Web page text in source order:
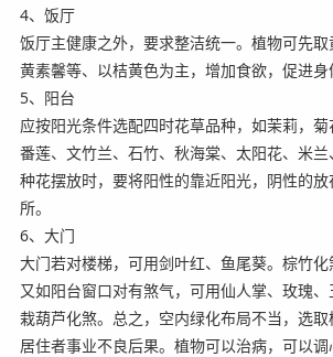
4、饭厅
饭厅主健康之外，要求整洁统一。植物可先取
黄素馨等、以桔黄色为主，增加食欲，促进身
5、阳台
应按阳光条件选配四时花草品种，如茉莉，
番莲、文竹兰、石竹、秋海棠、太阳花、米
种花摆放时，要将阳性的靠近阳光，阴性的
所。
6、大门
大门若对楼梯，可用剑叶红、鱼尾葵。棕竹化
又如阳台窗口对有煞气，可用仙人掌、玫瑰
栽葫芦化煞。总之，空内绿化布局不当，选
居住者事业不良后果。植物可以治病，可以调